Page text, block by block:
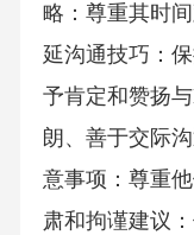
略：尊重其时
延沟通技巧：
予肯定和赞扬
朗、善于交际
意事项：尊重
肃和拘谨建议